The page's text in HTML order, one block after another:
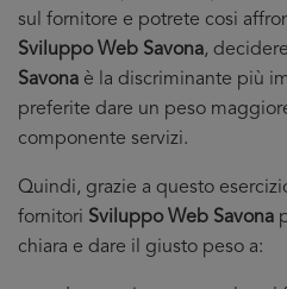
sul fornitore e potrete cosi
Sviluppo Web Savona,
Savona è la discriminante più
preferite dare un peso
componente servizi.
Quindi, grazie a questo
fornitori Sviluppo Web Savona
chiara e dare il giusto peso a: